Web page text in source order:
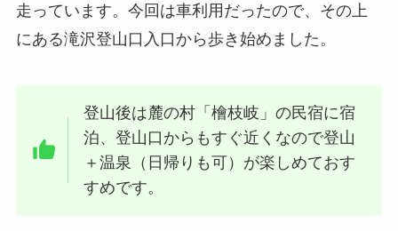
走っています。今回は車利用だったので、その上
にある滝沢登山口入口から歩き始めました。
登山後は麓の村「檜枝岐」の民宿に宿
泊、登山口からもすぐ近くなので登山
＋温泉（日帰りも可）が楽しめておす
すめです。